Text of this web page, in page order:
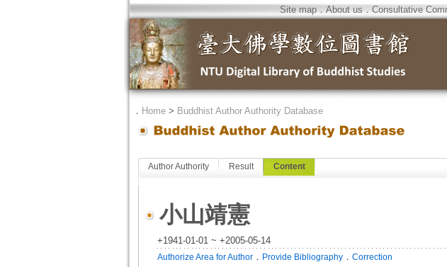
Site map．About us．Consultative
． Home> Buddhist Author Authority Database
Author Authority Result Content
小山靖憲
+1941-01-01 ~ +2005-05-14
Authorize Area for Author． Provide Bibliography． Correction